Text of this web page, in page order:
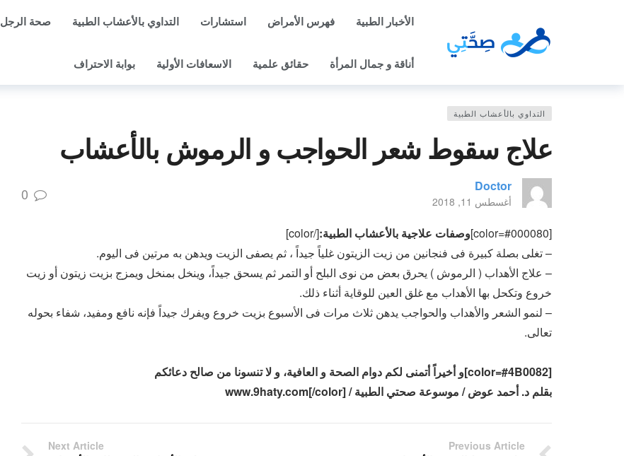
الأخبار الطبية فهرس الأمراض استشارات التداوي بالأعشاب الطبية صحة الرجل
أناقة و جمال المرأة حقائق علمية الاسعافات الأولية بوابة الاحتراف
التداوي بالأعشاب الطبية
علاج سقوط شعر الحواجب و الرموش بالأعشاب
Doctor
أغسطس 11, 2018 0
[color=#000080] وصفات علاجية بالأعشاب الطبية:[/color]
– تغلى بصلة كبيرة فى فنجانين من زيت الزيتون غلياً جيداً ، ثم يصفى الزيت ويدهن به مرتين فى اليوم.
– علاج الأهداب ( الرموش ) يحرق بعض من نوى البلح أو التمر ثم يسحق جيداً، وينخل بمنخل ويمزج بزيت زيتون أو زيت
خروع وتكحل بها الأهداب مع غلق العين للوقاية أثناء ذلك.
– لنمو الشعر والأهداب والحواجب يدهن ثلاث مرات فى الأسبوع بزيت خروع ويفرك جيداً فإنه نافع ومفيد، شفاء بحوله
تعالى.
[color=#4B0082]و أخيراً أتمنى لكم دوام الصحة و العافية، و لا تنسونا من صالح دعائكم
بقلم د. أحمد عوض / موسوعة صحتي الطبية / www.9haty.com[/color]
Previous Article
Next Article